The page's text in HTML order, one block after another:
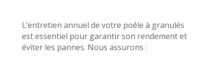
L’entretien annuel de votre poêle à granulés
est essentiel pour garantir son rendement et
éviter les pannes. Nous assurons :